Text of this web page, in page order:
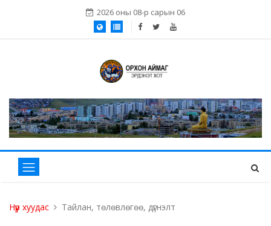
2026 оны 08-р сарын 06
Нүүр хуудас Тайлан, төлөвлөгөө, дүгнэлт